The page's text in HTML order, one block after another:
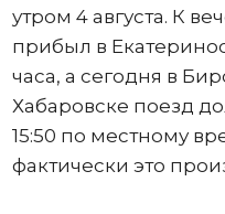
утром 4 августа. К
прибыл в
часа, а сегодня в
Хабаровске поезд
15:50 по местному
фактически это